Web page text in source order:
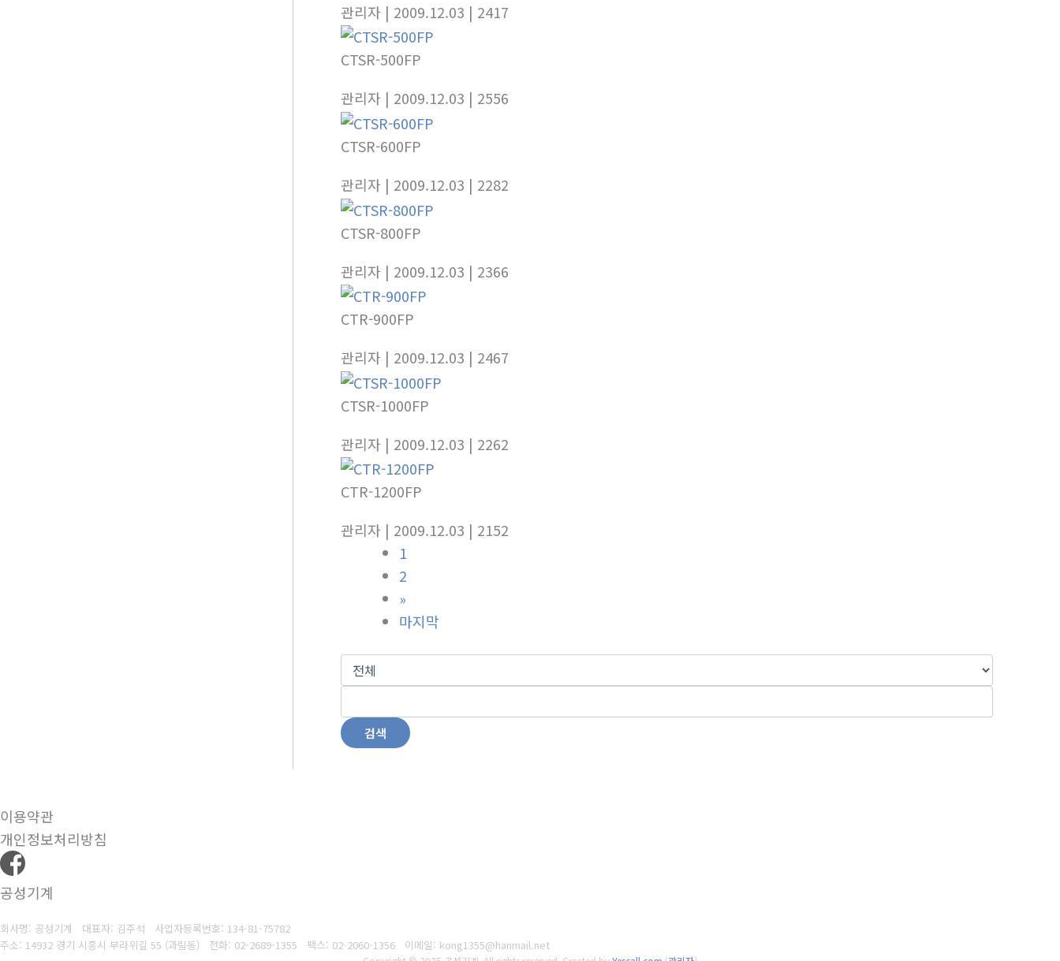
관리자 | 2009.12.03 | 2417
CTSR-500FP
관리자 | 2009.12.03 | 2556
CTSR-600FP
관리자 | 2009.12.03 | 2282
CTSR-800FP
관리자 | 2009.12.03 | 2366
CTR-900FP
관리자 | 2009.12.03 | 2467
CTSR-1000FP
관리자 | 2009.12.03 | 2262
CTR-1200FP
관리자 | 2009.12.03 | 2152
1
2
»
마지막
검색
이용약관
개인정보처리방침
공성기계
회사명: 공성기계 대표자: 김주석 사업자등록번호: 134-81-75782
주소: 14932 경기 시흥시 부라위길 55 (과림동) 전화: 02-2689-1355 팩스: 02-2060-1356 이메일: kong1355@hanmail.net